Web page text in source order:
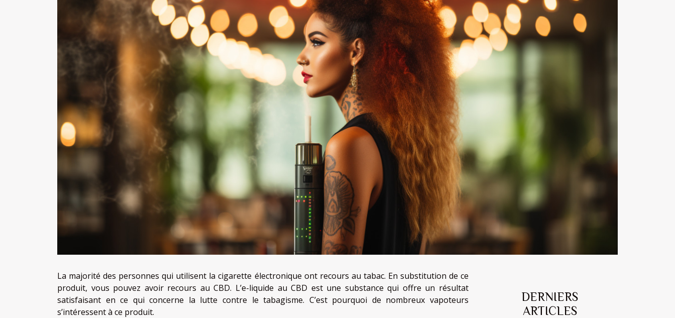
La majorité des personnes qui utilisent la cigarette électronique ont recours au tabac. En substitution de ce
produit, vous pouvez avoir recours au CBD. L’e-liquide au CBD est une substance qui offre un résultat
satisfaisant en ce qui concerne la lutte contre le tabagisme. C’est pourquoi de nombreux vapoteurs
s’intéressent à ce produit.
DERNIERS
ARTICLES